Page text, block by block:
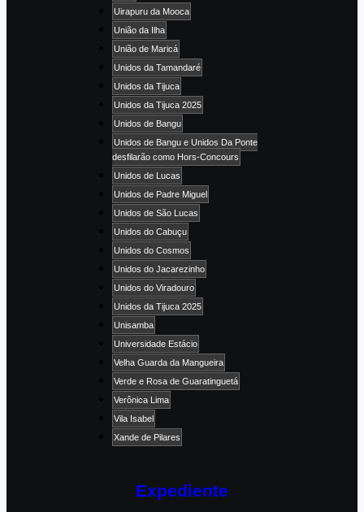
Uirapuru da Mooca
União da Ilha
União de Maricá
Unidos da Tamandaré
Unidos da Tijuca
Unidos da Tijuca 2025
Unidos de Bangu
Unidos de Bangu e Unidos Da Ponte
desfilarão como Hors-Concours
Unidos de Lucas
Unidos de Padre Miguel
Unidos de São Lucas
Unidos do Cabuçu
Unidos do Cosmos
Unidos do Jacarezinho
Unidos do Viradouro
Unidos da Tijuca 2025
Unisamba
Universidade Estácio
Velha Guarda da Mangueira
Verde e Rosa de Guaratinguetá
Verônica Lima
Vila Isabel
Xande de Pilares
Expediente